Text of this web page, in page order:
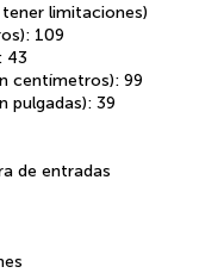
limitaciones)
109
43
centímetros): 99
pulgadas): 39
de entradas